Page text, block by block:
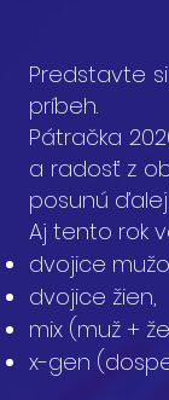
Predstavte
príbeh.
Pátračka
a radosť z
posunú
Aj tento rok
dvojice
dvojice žien,
mix (muž +
x-gen